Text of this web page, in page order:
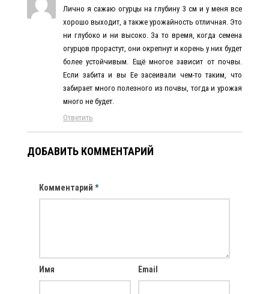
Лично я сажаю огурцы на глубину 3 см и у меня все
хорошо выходит, а также урожайность отличная. Это
ни глубоко и ни высоко. За то время, когда семена
огурцов прорастут, они окрепнут и корень у них будет
более устойчивым. Ещё многое зависит от почвы.
Если забита и вы Ее засеивали чем-то таким, что
забирает много полезного из почвы, тогда и урожая
много не будет.
Ответить
ДОБАВИТЬ КОММЕНТАРИЙ
Комментарий *
Имя Email